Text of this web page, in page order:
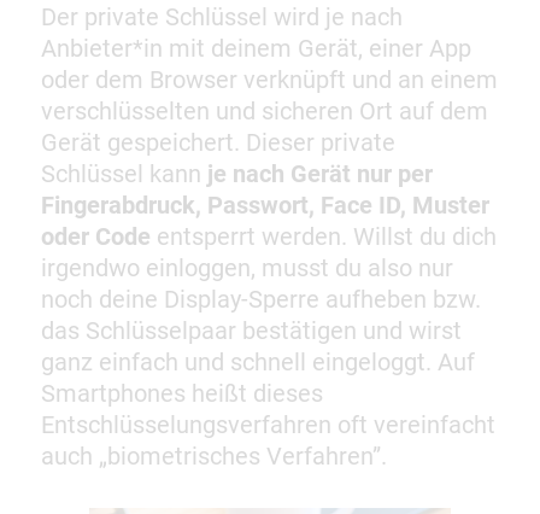
Der private Schlüssel wird je nach
Anbieter*in mit deinem Gerät, einer App
oder dem Browser verknüpft und an einem
verschlüsselten und sicheren Ort auf dem
Gerät gespeichert. Dieser private
Schlüssel kann je nach Gerät nur per
Fingerabdruck, Passwort, Face ID, Muster
oder Code entsperrt werden. Willst du dich
irgendwo einloggen, musst du also nur
noch deine Display-Sperre aufheben bzw.
das Schlüsselpaar bestätigen und wirst
ganz einfach und schnell eingeloggt. Auf
Smartphones heißt dieses
Entschlüsselungsverfahren oft vereinfacht
auch „biometrisches Verfahren”.